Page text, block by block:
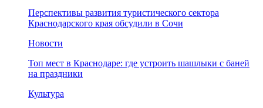
Перспективы развития туристического сектора
Краснодарского края обсудили в Сочи
Новости
Топ мест в Краснодаре: где устроить шашлыки с баней
на праздники
Культура